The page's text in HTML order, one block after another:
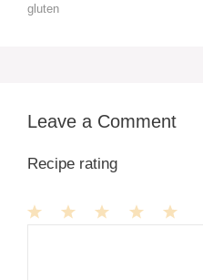
gluten
Leave a Comment
Recipe rating